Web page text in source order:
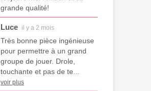
grande qualité!
Luce il y a 2 mois
Très bonne pièce ingénieuse
pour permettre à un grand
groupe de jouer. Drole,
touchante et pas de te...
voir plus